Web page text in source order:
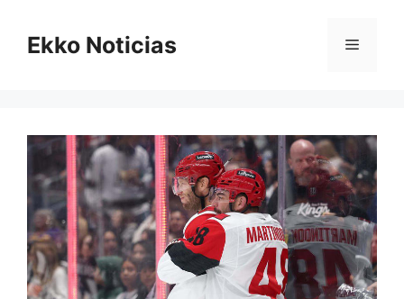
contenido
Ekko Noticias Menú